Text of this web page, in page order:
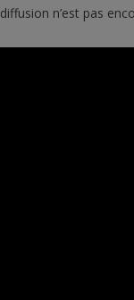
n’est pas